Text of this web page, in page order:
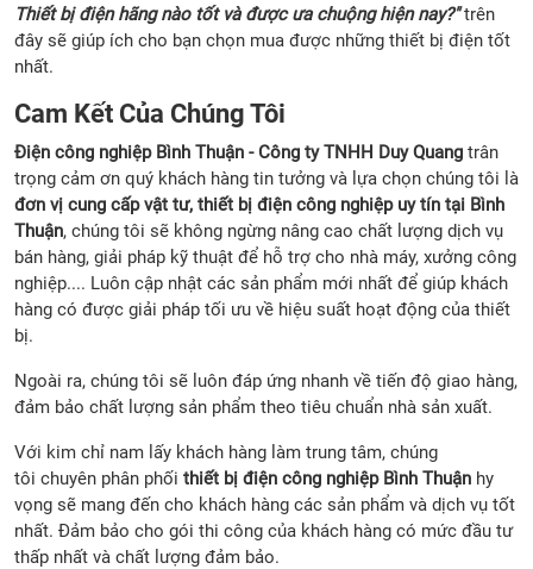
Thiết bị điện hãng nào tốt và được ưa chuộng hiện nay?"trên
đây sẽ giúp ích cho bạn chọn mua được những thiết bị điện tốt
nhất.
Cam Kết Của Chúng Tôi
Điện công nghiệp Bình Thuận - Công ty TNHH Duy Quang trân
trọng cảm ơn quý khách hàng tin tưởng và lựa chọn chúng tôi là
đơn vị cung cấp vật tư, thiết bị điện công nghiệp uy tín tại Bình
Thuận, chúng tôi sẽ không ngừng nâng cao chất lượng dịch vụ
bán hàng, giải pháp kỹ thuật để hỗ trợ cho nhà máy, xưởng công
nghiệp.... Luôn cập nhật các sản phẩm mới nhất để giúp khách
hàng có được giải pháp tối ưu về hiệu suất hoạt động của thiết
bị.
Ngoài ra, chúng tôi sẽ luôn đáp ứng nhanh về tiến độ giao hàng,
đảm bảo chất lượng sản phẩm theo tiêu chuẩn nhà sản xuất.
Với kim chỉ nam lấy khách hàng làm trung tâm, chúng
tôi chuyên phân phối thiết bị điện công nghiệp Bình Thuận hy
vọng sẽ mang đến cho khách hàng các sản phẩm và dịch vụ tốt
nhất. Đảm bảo cho gói thi công của khách hàng có mức đầu tư
thấp nhất và chất lượng đảm bảo.